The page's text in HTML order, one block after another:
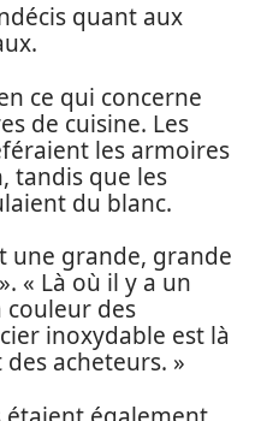
quant aux
ce qui concerne
de cuisine. Les
les armoires
tandis que les
du blanc.
une grande, grande
« Là où il y a un
couleur des
inoxydable est là
acheteurs. »